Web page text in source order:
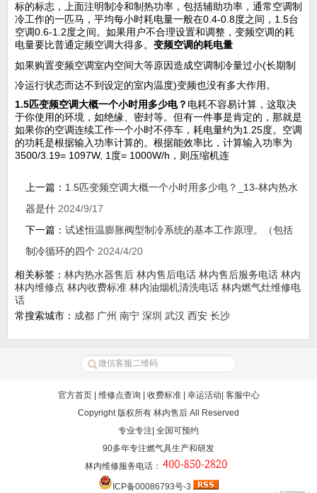
标的标志，上面注明制冷和制热功率，包括辅助功率，通常空调制
冷工作的一匹马，平均每小时耗电量一般在0.4-0.8度之间，1.5台
空调0.6-1.2度之间。如果用户不合理设置和调整，变频空调的耗
电量要比普通定频空调大得多。 变频空调的耗电量
如果购置变频空调室内空间大等原因造成空调制冷量过小(长期制
冷运行状态而达不到设定的室内温度)变频也没有多大作用。
1.5匹变频空调大概一个小时用多少电？ 电耗不容易计算，这取决
于你使用的环境，如绝缘、密封等。但有一件事是肯定的，那就是
如果你的空调连续工作一个小时不停车，耗电量约为1.25度。空调
的功耗是根据输入功率计算的。根据能效率比，计算输入功率为
3500/3.19= 1097W, 1度= 1000W/h，则压缩机连
上一篇： 1.5匹变频空调大概一个小时用多少电？_13-林内热水
器是什 2024/9/17
下一篇： 试述恒温膨胀阀型制冷系统的基本工作原理。（包括
制冷循环的四个 2024/4/20
相关标签： 林内热水器售后 林内售后电话 林内售后服务电话 林内
林内维修点 林内收费标准 林内油烟机清洗电话 林内燃气灶维修电
话
常搜索城市： 成都 广州 南宁 深圳 武汉 西安 长沙
官方首页| 维修点查询 收费标准| 幸运活动 客服中心
Copyright 版权所有 林内售后 All Reserved
专业专注| 全国可预约
90多年专注燃气具生产和研发
林内维修服务电话 ：
ICP备00086793号-3